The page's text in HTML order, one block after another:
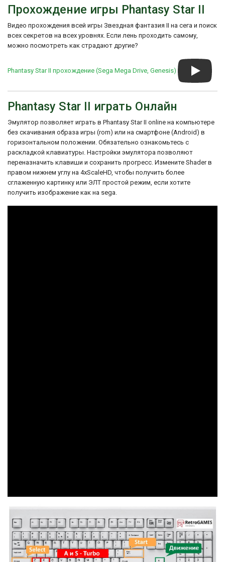
RG8A-A60R
Все в магазине брони бесплатно
RG9T-A60J
Все в магазине инструментов
бесплатно
издана SEGA. Это был один из первых
проектов, который использовал новый
движок для Mega Drive, обеспечивая
детализированные графику и звуковое
сопровождение, а также большие миры
сравнению с ее предшественником,
положительные отзывы за свою глубокую
сюжетную линию, сложные персонажи и
инновационные для своего времени
элементы геймплея. Она также славится
своей технической реализацией и тем, что
оставила неизгладимый след в истории
японских RPG.
Прохождение игры Phantasy Star II
Видео прохождения всей игры Звездная фантазия II на сега и поиск
всех секретов на всех уровнях. Если лень проходить самому,
можно посмотреть как страдают другие?
Phantasy Star II прохождение (Sega Mega Drive, Genesis)
Phantasy Star II играть Онлайн
Эмулятор позволяет играть в Phantasy Star II online на компьютере
без скачивания образа игры (rom) или на смартфоне (Android) в
горизонтальном положении. Обязательно ознакомьтесь с
раскладкой клавиатуры. Настройки эмулятора позволяют
переназначить клавиши и сохранить прогресс. Измените Shader в
правом нижнем углу на 4xScaleHD, чтобы получить более
сглаженную картинку или ЭЛТ простой режим, если хотите
получить изображение как на sega.